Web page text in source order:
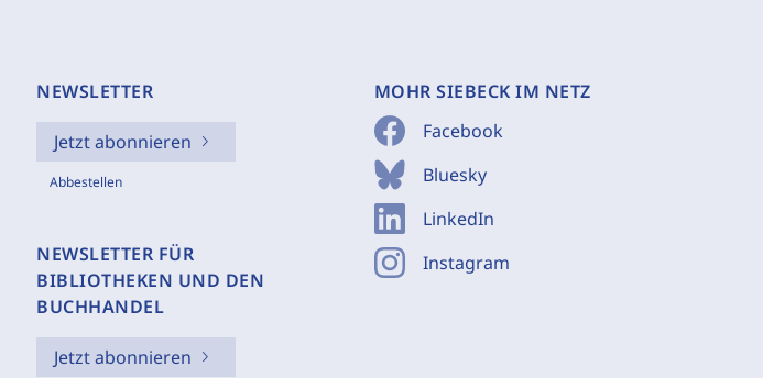
NEWSLETTER
Jetzt abonnieren
Abbestellen
NEWSLETTER FÜR
BIBLIOTHEKEN UND DEN
BUCHHANDEL
Jetzt abonnieren
MOHR SIEBECK IM NETZ
Facebook
Bluesky
LinkedIn
Instagram